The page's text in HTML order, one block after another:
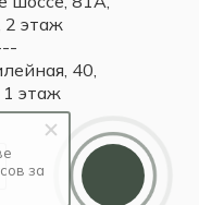
2 этаж
40,
этаж
за